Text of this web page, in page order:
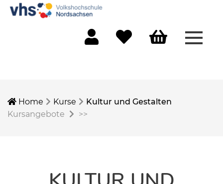
Home Kurse
Kultur und Gestalten
Kursangebote
>>